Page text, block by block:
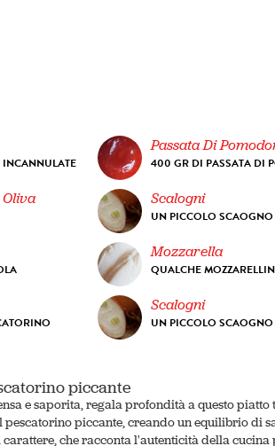
INCANNULATE
Passata Di
400 GR DI PASSATA DI
Scalogni
UN PICCOLO SCAOGNO
Mozzarella
QUALCHE
Scalogni
UN PICCOLO SCAOGNO
piccante
e saporita, regala profondità a questo piatto
pescatorino piccante, creando un equilibrio di
che racconta l'autenticità della cucina